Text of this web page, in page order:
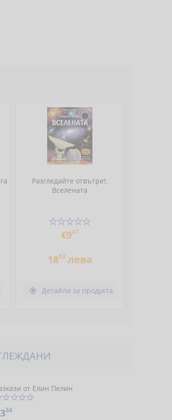
Разгледайте отвътре!:
Вселената
€947
1853лева
 Детайли за продукта
от Елин Пелин
34